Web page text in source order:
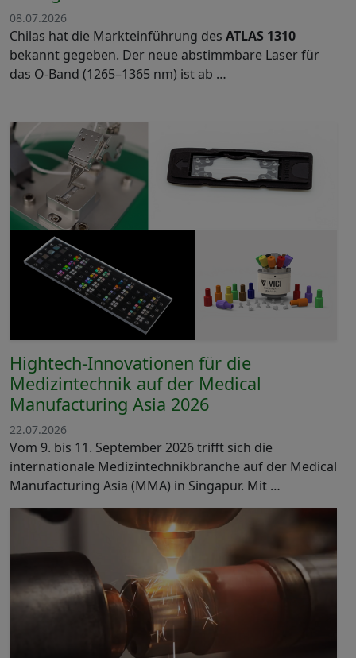
08.07.2026
Chilas hat die Markteinführung des ATLAS 1310
bekannt gegeben. Der neue abstimmbare Laser für
das O-Band (1265–1365 nm) ist ab …
Hightech-Innovationen für die
Medizintechnik auf der Medical
Manufacturing Asia 2026
22.07.2026
Vom 9. bis 11. September 2026 trifft sich die
internationale Medizintechnikbranche auf der Medical
Manufacturing Asia (MMA) in Singapur. Mit …